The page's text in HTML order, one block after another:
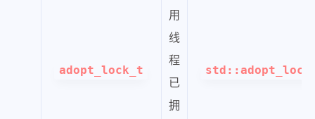
adopt_lock_t
用
线
程
已
拥
std::adopt_lock